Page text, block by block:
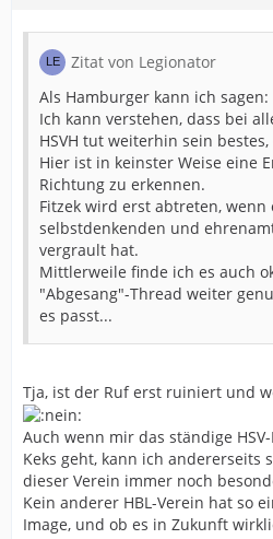
Zitat von Legionator
Als Hamburger kann ich sagen:
Ich kann verstehen, dass bei
HSVH tut weiterhin sein
Hier ist in keinster Weise eine
Richtung zu erkennen.
Fitzek wird erst abtreten,
selbstdenkenden und
vergrault hat.
Mittlerweile finde ich es auch
"Abgesang"-Thread weiter
es passt...
Tja, ist der Ruf erst ruiniert und
Auch wenn mir das ständige
Keks geht, kann ich andererseits
dieser Verein immer noch
Kein anderer HBL-Verein hat so
Image, und ob es in Zukunft